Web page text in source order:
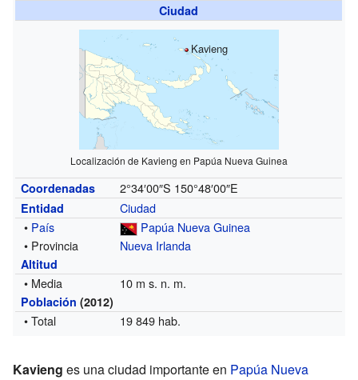
Ciudad
Kavieng
Localización de Kavieng en Papúa Nueva Guinea
Coordenadas 2°34′00″S 150°48′00″E
Entidad
Ciudad
• País
Papúa Nueva Guinea
• Provincia
Nueva Irlanda
Altitud
• Media 10 m s. n. m.
Población (2012)
• Total 19 849 hab.
Kavieng es una ciudad importante en Papúa Nueva